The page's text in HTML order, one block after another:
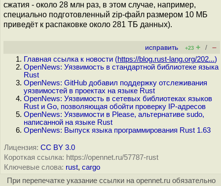
сжатия - около 28 млн раз, в этом случае, например,
специально подготовленный zip-файл размером 10 МБ
приведёт к распаковке около 281 ТБ данных).
исправить +23 + / –
Главная ссылка к новости (https://blog.rust-lang.org/202...)
OpenNews: Уязвимость в стандартной библиотеке языка
Rust
OpenNews: GitHub добавил поддержку отслеживания
уязвимостей в проектах на языке Rust
OpenNews: Уязвимость в сетевых библиотеках языков
Rust и Go, позволяющая обойти проверку IP-адресов
OpenNews: Уязвимости в Please, альтернативе sudo,
написанной на языке Rust
OpenNews: Выпуск языка программирования Rust 1.63
Лицензия: CC BY 3.0
Короткая ссылка: https://opennet.ru/57787-rust
Ключевые слова: rust, cargo
При перепечатке указание ссылки на opennet.ru обязательно